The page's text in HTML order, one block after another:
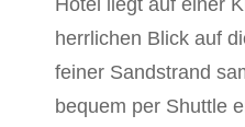
herrlichen Blick auf
feiner Sandstrand
bequem per Shuttle